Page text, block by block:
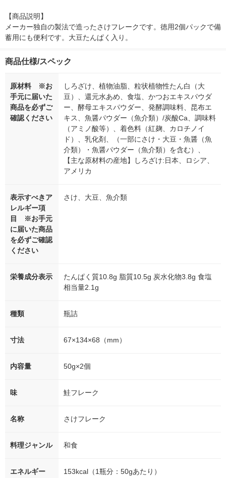
【商品説明】
メーカー独自の製法で造ったさけフレークです。徳用2個パックで備
蓄用にも便利です。大豆たんぱく入り。
商品仕様/スペック
原材料 ※お
手元に届いた
商品を必ずご
確認ください
しろざけ、植物油脂、粒状植物性たん白（大
豆）、還元水あめ、食塩、かつおエキスパウダ
ー、酵母エキスパウダー、発酵調味料、昆布エ
キス、魚醤パウダー（魚介類）/炭酸Ca、調味料
（アミノ酸等）、着色料（紅麹、カロチノイ
ド）、乳化剤、（一部にさけ・大豆・魚醤（魚
介類）・魚醤パウダー（魚介類）を含む）、
【主な原材料の産地】しろざけ:日本、ロシア、
アメリカ
表示すべきア
レルギー項
目 ※お手元
に届いた商品
を必ずご確認
ください
さけ、大豆、魚介類
栄養成分表示
たんぱく質10.8g 脂質10.5g 炭水化物3.8g 食塩
相当量2.1g
種類 瓶詰
寸法 67×134×68（mm）
内容量 50g×2個
味 鮭フレーク
名称 さけフレーク
料理ジャンル 和食
エネルギー 153kcal（1瓶分：50gあたり）